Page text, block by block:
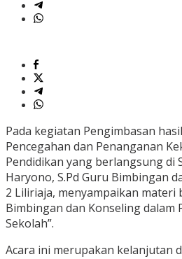
Pada kegiatan Pengimbasan
Pencegahan dan Penanganan
Pendidikan yang berlangsung di
Haryono, S.Pd Guru Bimbingan
2 Liliriaja, menyampaikan materi
Bimbingan dan Konseling dalam
Sekolah”.
Acara ini merupakan kelanjutan